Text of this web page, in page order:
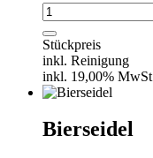
Prosecco-/Weinglas
einzeln
Menge
Stückpreis
inkl. Reinigung
inkl. 19,00%
Bierseidel